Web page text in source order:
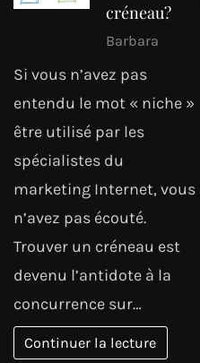
créneau?
Barbara
Si vous n’avez pas
entendu le mot « niche »
être utilisé par les
spécialistes du
marketing Internet, vous
n’avez pas écouté.
Trouver un créneau est
devenu l’antidote à la
concurrence sur…
Continuer la lecture